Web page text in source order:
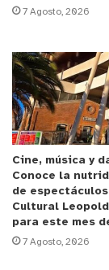
acompañado
contribuido
indefinido.
Uno de esos
dentro del
trabaja como
estudia
agradezco es
TACAL. Me
fortalecer
7 Agosto, 2026
Cine, música y
Conoce la
de
Cultural
para este mes
7 Agosto, 2026